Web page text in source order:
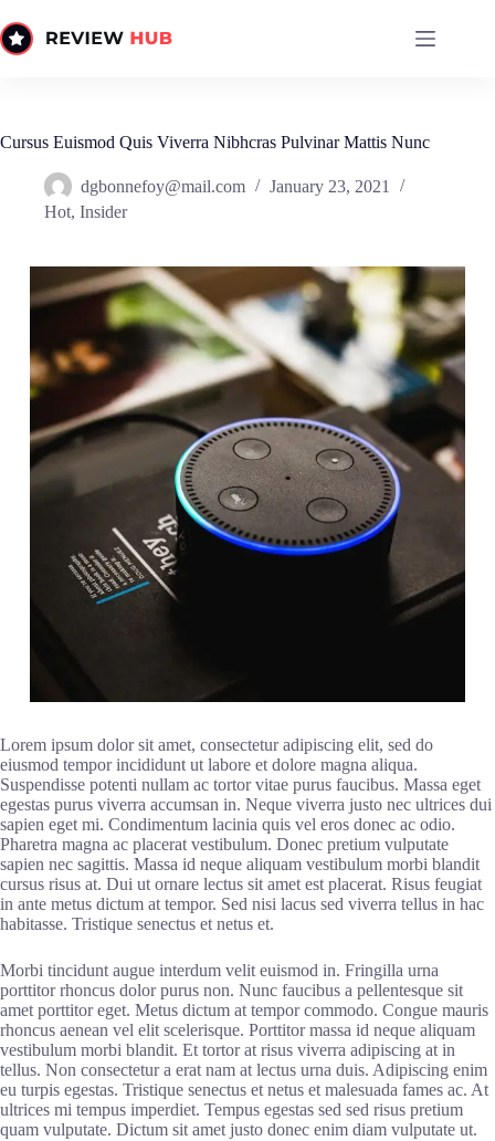
to
content
Cursus Euismod Quis Viverra Nibhcras Pulvinar Mattis Nunc
dgbonnefoy@mail.com
January 23, 2021
Hot, Insider
Lorem ipsum dolor sit amet, consectetur adipiscing elit, sed do
eiusmod tempor incididunt ut labore et dolore magna aliqua.
Suspendisse potenti nullam ac tortor vitae purus faucibus. Massa eget
egestas purus viverra accumsan in. Neque viverra justo nec ultrices dui
sapien eget mi. Condimentum lacinia quis vel eros donec ac odio.
Pharetra magna ac placerat vestibulum. Donec pretium vulputate
sapien nec sagittis. Massa id neque aliquam vestibulum morbi blandit
cursus risus at. Dui ut ornare lectus sit amet est placerat. Risus feugiat
in ante metus dictum at tempor. Sed nisi lacus sed viverra tellus in hac
habitasse. Tristique senectus et netus et.
Morbi tincidunt augue interdum velit euismod in. Fringilla urna
porttitor rhoncus dolor purus non. Nunc faucibus a pellentesque sit
amet porttitor eget. Metus dictum at tempor commodo. Congue mauris
rhoncus aenean vel elit scelerisque. Porttitor massa id neque aliquam
vestibulum morbi blandit. Et tortor at risus viverra adipiscing at in
tellus. Non consectetur a erat nam at lectus urna duis. Adipiscing enim
eu turpis egestas. Tristique senectus et netus et malesuada fames ac. At
ultrices mi tempus imperdiet. Tempus egestas sed sed risus pretium
quam vulputate. Dictum sit amet justo donec enim diam vulputate ut.